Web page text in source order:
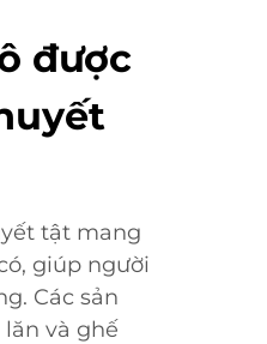
được
tật mang
giúp người
Các sản
và ghế